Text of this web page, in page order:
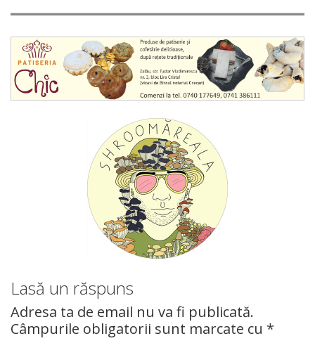
Lasă un răspuns
Adresa ta de email nu va fi publicată.
Câmpurile obligatorii sunt marcate cu *